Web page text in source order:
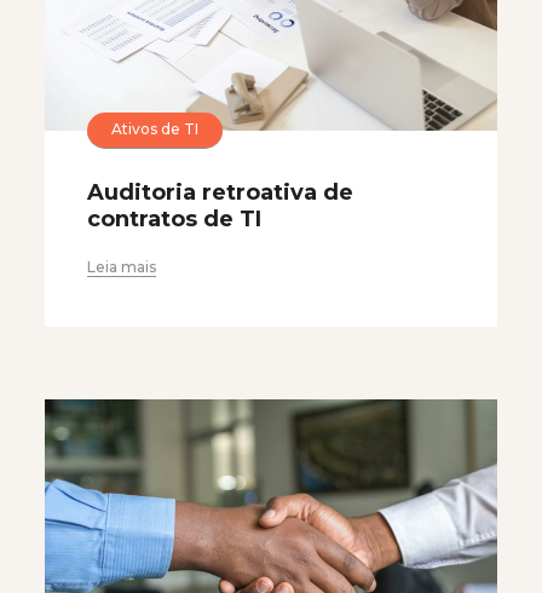
Ativos de TI
Auditoria retroativa de
contratos de TI
Leia mais